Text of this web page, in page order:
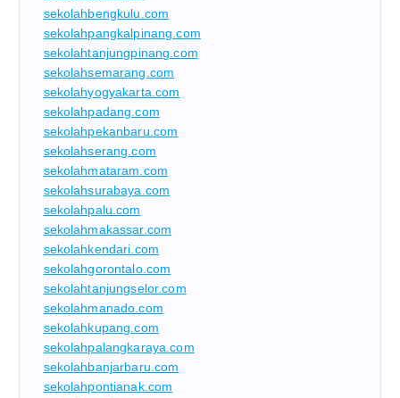
sekolahbengkulu.com
sekolahpangkalpinang.com
sekolahtanjungpinang.com
sekolahsemarang.com
sekolahyogyakarta.com
sekolahpadang.com
sekolahpekanbaru.com
sekolahserang.com
sekolahmataram.com
sekolahsurabaya.com
sekolahpalu.com
sekolahmakassar.com
sekolahkendari.com
sekolahgorontalo.com
sekolahtanjungselor.com
sekolahmanado.com
sekolahkupang.com
sekolahpalangkaraya.com
sekolahbanjarbaru.com
sekolahpontianak.com